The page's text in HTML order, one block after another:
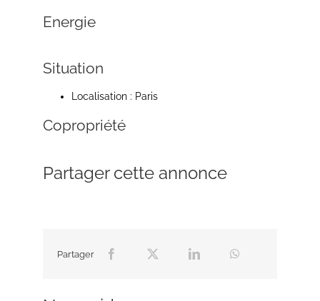
Energie
Situation
Localisation : Paris
Copropriété
Partager cette annonce
Partager